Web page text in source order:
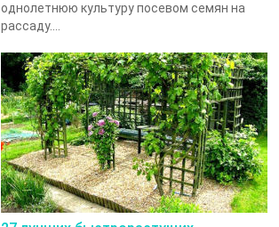
однолетнюю культуру посевом семян на
рассаду....